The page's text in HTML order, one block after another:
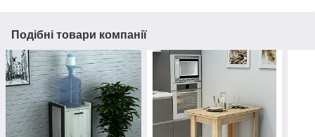
Подібні товари компанії